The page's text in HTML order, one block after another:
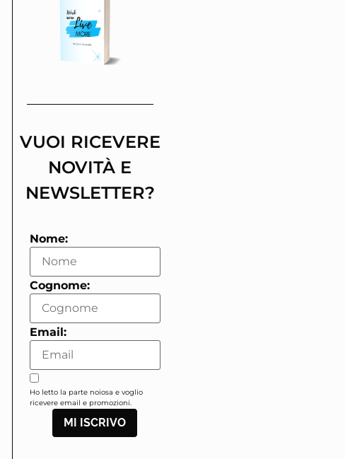
VUOI RICEVERE
NOVITÀ E
NEWSLETTER?
Nome:
Cognome:
Email:
Ho letto la parte noiosa e voglio
ricevere email e promozioni.
MI ISCRIVO